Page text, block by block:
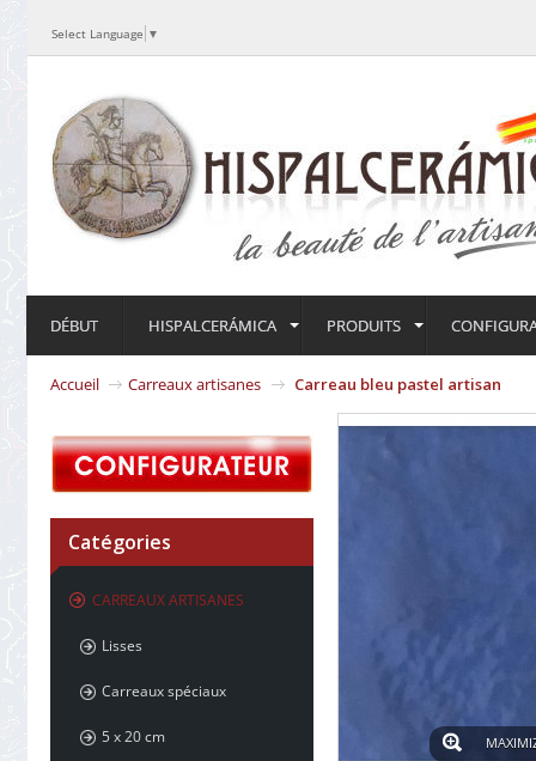
Select Language ▼
DÉBUT HISPALCERÁMICA PRODUITS
Accueil Carreaux artisanes Carreau bleu pastel artisan
Catégories
CARREAUX ARTISANES
Lisses
Carreaux spéciaux
5 x 20 cm